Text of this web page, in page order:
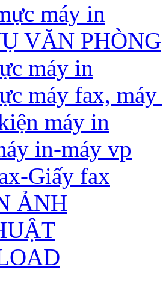
máy in
VĂN PHÒNG
máy in
máy fax, máy
máy in
in-máy vp
Giấy fax
ẢNH